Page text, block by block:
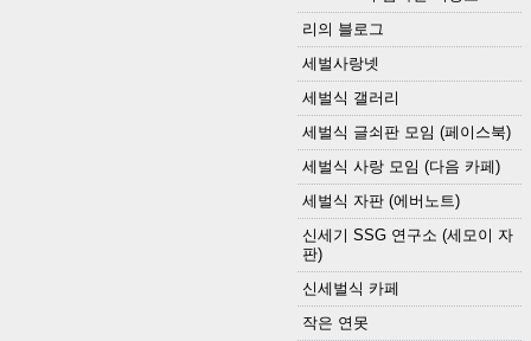
리의 블로그
세벌사랑넷
세벌식 갤러리
세벌식 글쇠판 모임 (페이스북)
세벌식 사랑 모임 (다음 카페)
세벌식 자판 (에버노트)
신세기 SSG 연구소 (세모이 자
판)
신세벌식 카페
작은 연못